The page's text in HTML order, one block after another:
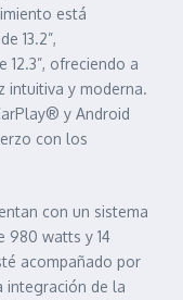
está
13.2”,
ofreciendo a
intuitiva y moderna.
y Android
con los
con un sistema
980 watts y 14
acompañado por
integración de la